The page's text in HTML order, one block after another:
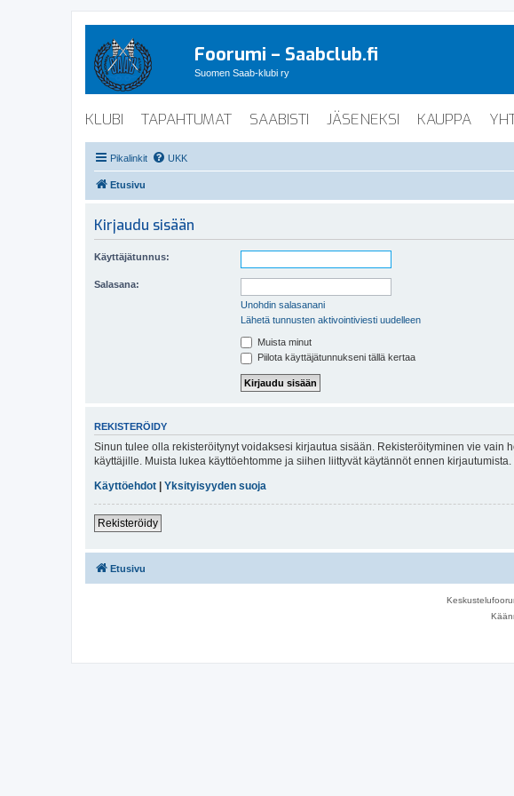
Foorumi – Saabclub.fi
Suomen Saab-klubi ry
KLUBI TAPAHTUMAT SAABISTI JÄSENEKSI KAUPPA
Pikalinkit UKK
Etusivu
Kirjaudu sisään
Käyttäjätunnus:
Salasana:
Unohdin salasanani
Lähetä tunnusten aktivointiviesti uudelleen
Muista minut
Piilota käyttäjätunnukseni tällä kertaa
REKISTERÖIDY
Sinun tulee olla rekisteröitynyt voidaksesi kirjautua sisään. Rekisteröityminen vie
käyttäjille. Muista lukea käyttöehtomme ja siihen liittyvät käytännöt ennen
Käyttöehdot
Yksityisyyden suoja
Rekisteröidy
Etusivu